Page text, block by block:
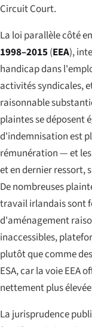
Circuit Court.
La loi parallèle côté
1998–2015(EEA),
handicap dans
activités syndicales,
raisonnable
plaintes se déposent
d'indemnisation est
rémunération — et
et en dernier ressort,
De nombreuses
travail irlandais sont
d'aménagement
inaccessibles,
plutôt que comme
ESA, car la voie EEA
nettement plus
La jurisprudence